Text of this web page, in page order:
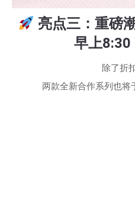
亮点三：重磅
早上8:30
除了折
两款全新合作系列也将